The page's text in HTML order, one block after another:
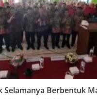
Selamanya Berbentuk